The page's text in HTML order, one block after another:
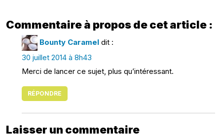
Commentaire à propos de cet article :
Bounty Caramel dit :
30 juillet 2014 à 8h43
Merci de lancer ce sujet, plus qu’intéressant.
RÉPONDRE
Laisser un commentaire